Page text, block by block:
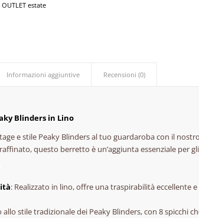
OUTLET estate
Informazioni aggiuntive Recensioni (0)
Blinders in Lino
e stile Peaky Blinders al tuo guardaroba con il
questo berretto è un’aggiunta essenziale per
: Realizzato in lino, offre una traspirabilità eccellente
allo stile tradizionale dei Peaky Blinders, con 8 spicchi